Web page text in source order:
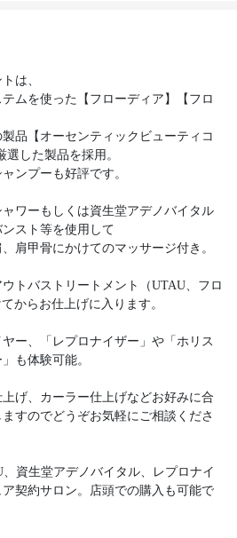
は、
ムを使った【フローディア】【フロ
品【オーセンティックビューティコ
選した製品を採用。
ンプーも好評です。
ワーもしくは資生堂アデノバイタル
スト等を使用して
肩甲骨にかけてのマッサージ付き。
トバストリートメント（UTAU、フロ
からお仕上げに入ります。
ー、「レプロナイザー」や「ホリス
も体験可能。
げ、カーラー仕上げなどお好みに合
すのでどうぞお気軽にご相談くださ
資生堂アデノバイタル、レプロナイ
契約サロン。店頭での購入も可能で